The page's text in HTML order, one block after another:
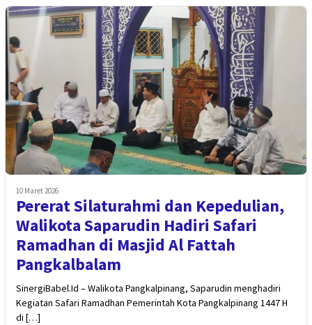
10 Maret 2026
Pererat Silaturahmi dan Kepedulian,
Walikota Saparudin Hadiri Safari
Ramadhan di Masjid Al Fattah
Pangkalbalam
SinergiBabel.Id – Walikota Pangkalpinang, Saparudin menghadiri
Kegiatan Safari Ramadhan Pemerintah Kota Pangkalpinang 1447 H
di […]